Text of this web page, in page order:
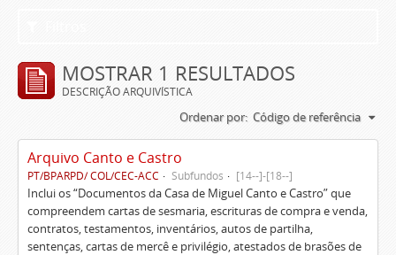
MOSTRAR 1 RESULTADOS
DESCRIÇÃO ARQUIVÍSTICA
Ordenar por: Código de referência
Arquivo Canto e Castro
PT/BPARPD/ COL/CEC-ACC Subfundos [14--]-[18--]
Inclui os “Documentos da Casa de Miguel Canto e Castro” que
compreendem cartas de sesmaria, escrituras de compra e venda,
contratos, testamentos, inventários, autos de partilha,
sentenças, cartas de mercê e privilégio, atestados de brasões de